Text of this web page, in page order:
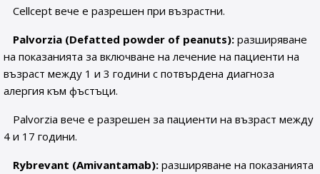
Cellcept вече е разрешен при възрастни.
Palvorzia (Defatted powder of peanuts): разширяване
на показанията за включване на лечение на пациенти на
възраст между 1 и 3 години с потвърдена диагноза
алергия към фъстъци.
Palvorzia вече е разрешен за пациенти на възраст между
4 и 17 години.
Rybrevant (Amivantamab): разширяване на показанията